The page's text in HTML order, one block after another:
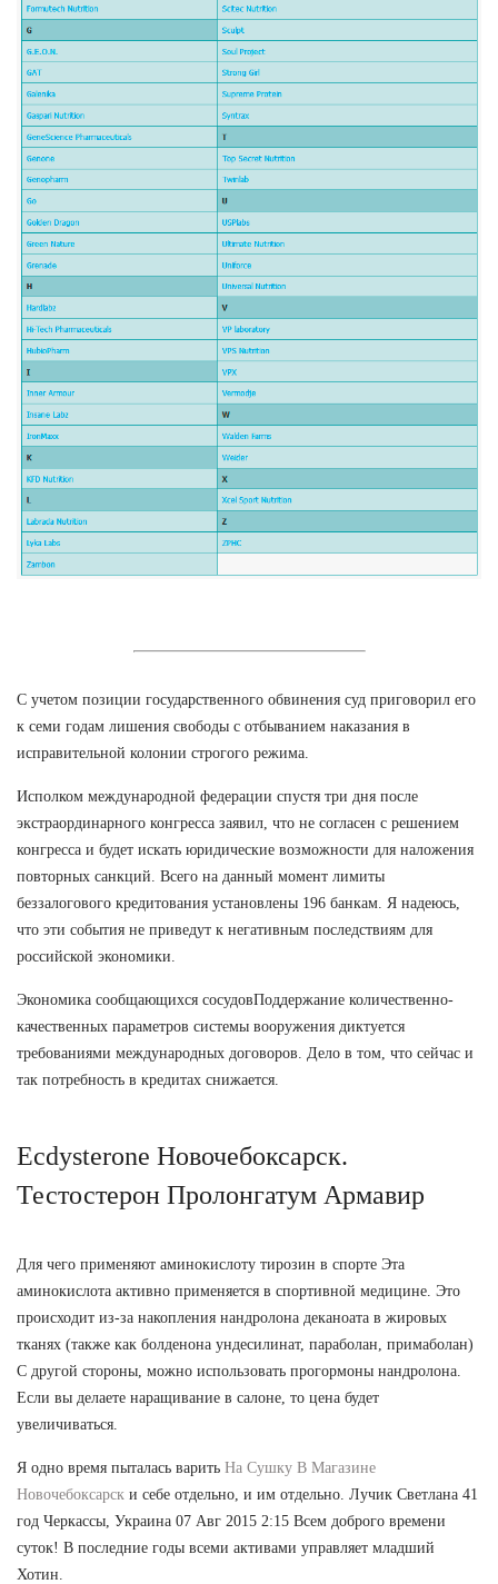
С учетом позиции государственного обвинения суд приговорил его
к семи годам лишения свободы с отбыванием наказания в
исправительной колонии строгого режима.
Исполком международной федерации спустя три дня после
экстраординарного конгресса заявил, что не согласен с решением
конгресса и будет искать юридические возможности для наложения
повторных санкций. Всего на данный момент лимиты
беззалогового кредитования установлены 196 банкам. Я надеюсь,
что эти события не приведут к негативным последствиям для
российской экономики.
Экономика сообщающихся сосудовПоддержание количественно-
качественных параметров системы вооружения диктуется
требованиями международных договоров. Дело в том, что сейчас и
так потребность в кредитах снижается.
Ecdysterone Новочебоксарск.
Тестостерон Пролонгатум Армавир
Для чего применяют аминокислоту тирозин в спорте Эта
аминокислота активно применяется в спортивной медицине. Это
происходит из-за накопления нандролона деканоата в жировых
тканях (также как болденона ундесилинат, параболан, примаболан)
С другой стороны, можно использовать прогормоны нандролона.
Если вы делаете наращивание в салоне, то цена будет
увеличиваться.
Я одно время пыталась варить На Сушку В Магазине
Новочебоксарск и себе отдельно, и им отдельно. Лучик Светлана 41
год Черкассы, Украина 07 Авг 2015 2:15 Всем доброго времени
суток! В последние годы всеми активами управляет младший
Хотин.